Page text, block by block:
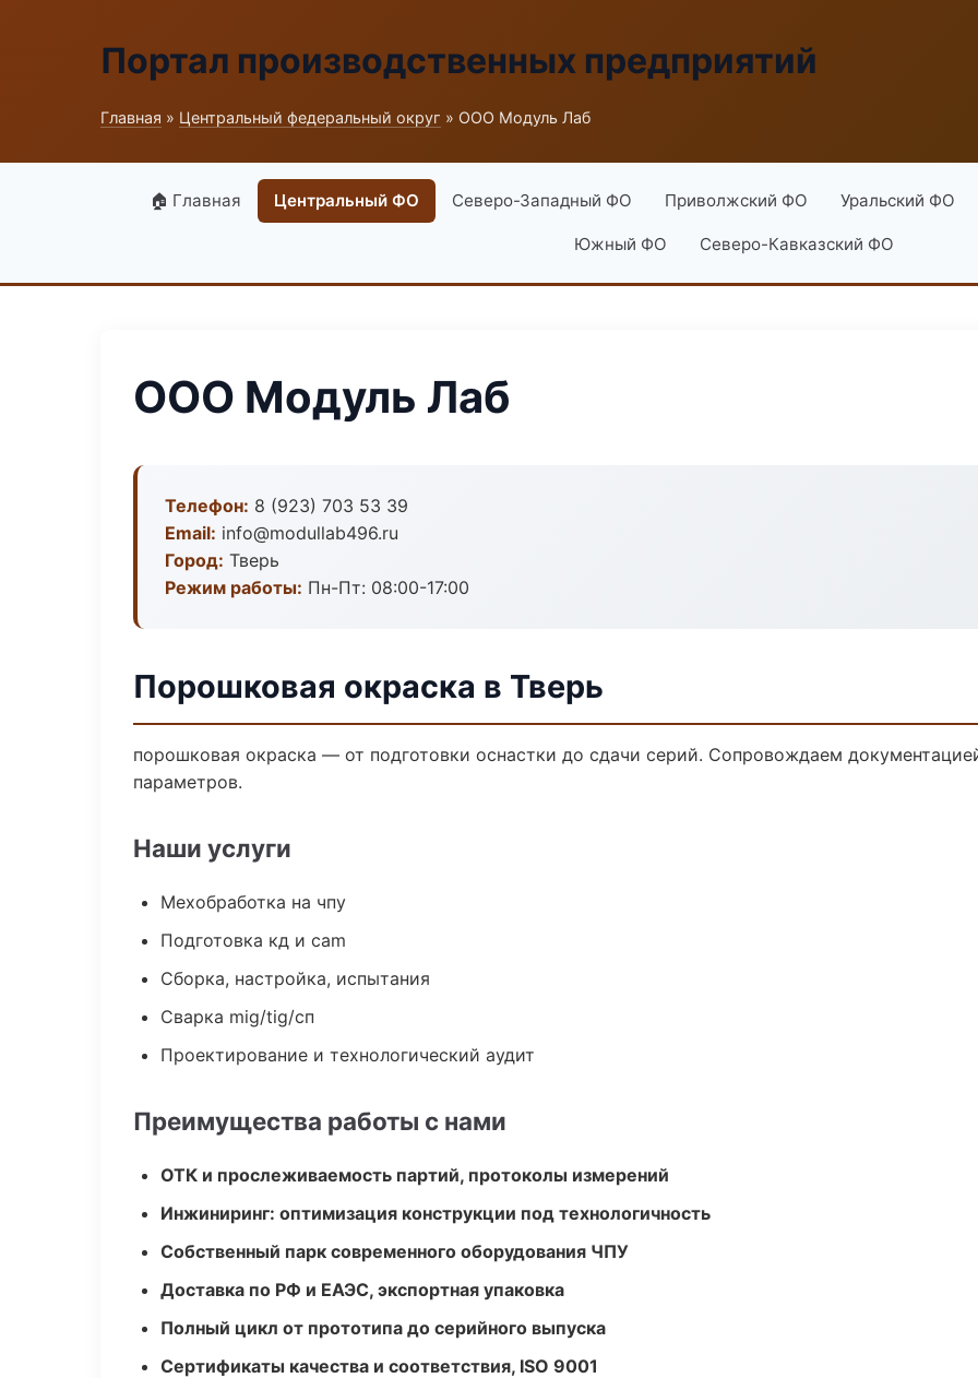
Портал производственных предприятий
Главная » Центральный федеральный округ » ООО Модуль Лаб
🏠 Главная Центральный ФО Северо-Западный ФО Приволжский ФО Уральский ФО
Южный ФО Северо-Кавказский ФО
ООО Модуль Лаб
Телефон: 8 (923) 703 53 39
Email: info@modullab496.ru
Город: Тверь
Режим работы: Пн-Пт: 08:00-17:00
Порошковая окраска в Тверь
порошковая окраска — от подготовки оснастки до сдачи серий. Сопровождаем
параметров.
Наши услуги
Мехобработка на чпу
Подготовка кд и cam
Сборка, настройка, испытания
Сварка mig/tig/сп
Проектирование и технологический аудит
Преимущества работы с нами
ОТК и прослеживаемость партий, протоколы измерений
Инжиниринг: оптимизация конструкции под технологичность
Собственный парк современного оборудования ЧПУ
Доставка по РФ и ЕАЭС, экспортная упаковка
Полный цикл от прототипа до серийного выпуска
Сертификаты качества и соответствия, ISO 9001